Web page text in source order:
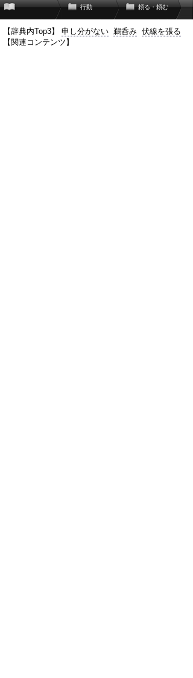
行動 頼る・頼む
【辞典内Top3】 申し分がない 鵜呑み 伏線を張る
【関連コンテンツ】